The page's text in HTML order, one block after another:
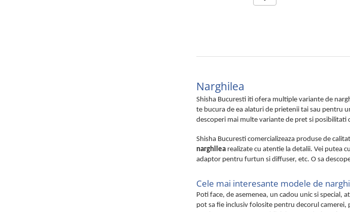
Narghilea
Shisha Bucuresti iti ofera multiple variante de
te bucura de ea alaturi de prietenii tai sau pentru
descoperi mai multe variante de pret si posibilitati
Shisha Bucuresti comercializeaza produse de
narghilea realizate cu atentie la detalii. Vei putea
adaptor pentru furtun si diffuser, etc. O sa
Cele mai interesante modele de
Poti face, de asemenea, un cadou unic si special,
pot sa fie inclusiv folosite pentru decorul